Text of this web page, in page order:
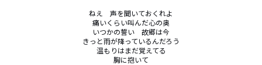
ねえ　声を聞いておくれよ
痛いくらい叫んだ心の奥
いつかの誓い　故郷は今
きっと雨が降っているんだろう
温もりはまだ覚えてる
胸に抱いて